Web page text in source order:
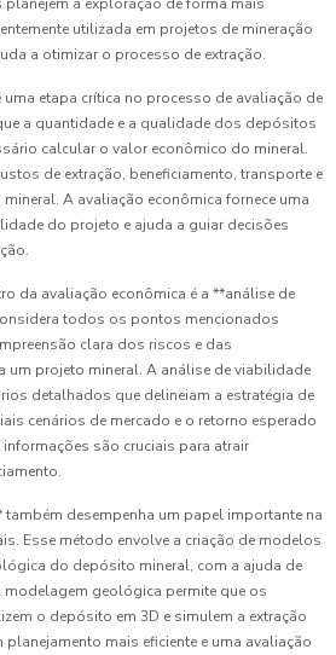
utilizada em projetos de mineração
a otimizar o processo de extração.
etapa crítica no processo de avaliação de
a quantidade e a qualidade dos depósitos
calcular o valor econômico do mineral.
de extração, beneficiamento, transporte e
A avaliação econômica fornece uma
do projeto e ajuda a guiar decisões
da avaliação econômica é a **análise de
todos os pontos mencionados
clara dos riscos e das
projeto mineral. A análise de viabilidade
detalhados que delineiam a estratégia de
cenários de mercado e o retorno esperado
são cruciais para atrair
desempenha um papel importante na
Esse método envolve a criação de modelos
do depósito mineral, com a ajuda de
geológica permite que os
o depósito em 3D e simulem a extração
mais eficiente e uma avaliação